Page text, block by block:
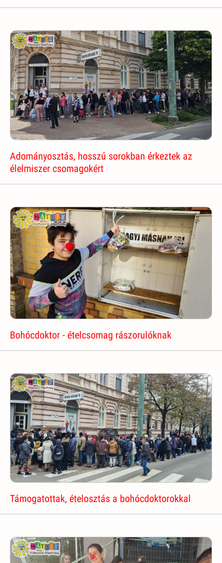
Adományosztás, hosszú sorokban érkeztek az
élelmiszer csomagokért
Bohócdoktor - ételcsomag rászorulóknak
Támogatottak, ételosztás a bohócdoktorokkal